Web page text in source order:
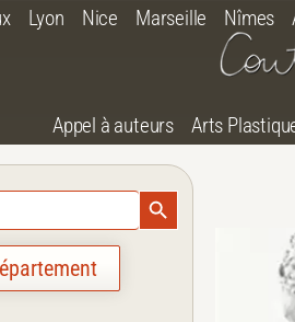
Lyon Nice Marseille Nîmes
Appel à auteurs Arts
Search Button